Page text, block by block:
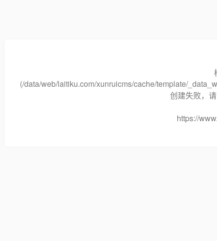
(/data/web/laitiku.com/xunruicms/cache/template/
创建失败，
https://